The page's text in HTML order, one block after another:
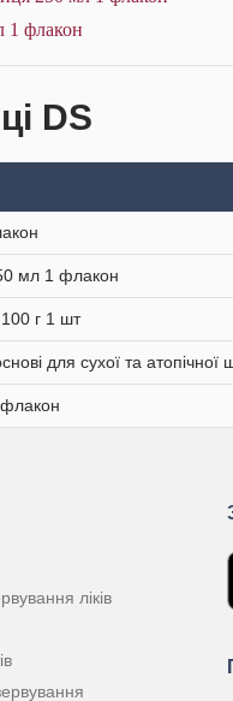
1 флакон
DS
мл 1 флакон
г 1 шт
для сухої та
ліків